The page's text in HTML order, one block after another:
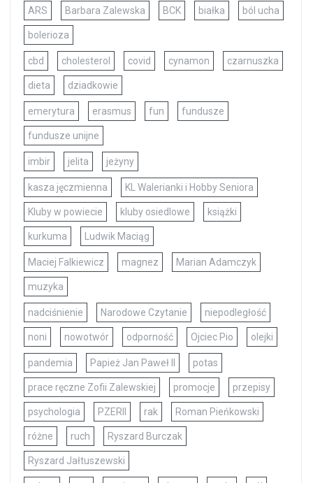
ARS Barbara Zalewska BCK białka ból ucha
bolerioza
cbd cholesterol covid cynamon czarnuszka
dieta dziadkowie
emerytura erasmus fun fundusze
fundusze unijne
imbir jelita jeżyny
kasza jęczmienna KL Walerianki i Hobby Seniora
Kluby w powiecie kluby osiedlowe książki
kurkuma Ludwik Maciąg
Maciej Falkiewicz magnez Marian Adamczyk
muzyka
nadciśnienie Narodowe Czytanie niepodległość
noni nowotwór odporność Ojciec Pio olejki
pandemia Papież Jan Paweł II potas
prace ręczne Zofii Zalewskiej promocje przepisy
psychologia PZERII rak Roman Pieńkowski
różne ruch Ryszard Burczak
Ryszard Jałtuszewski